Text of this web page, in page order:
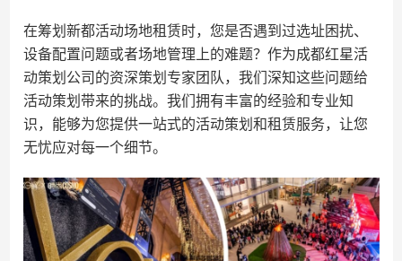
在筹划新都活动场地租赁时，您是否遇到过选址困扰、
设备配置问题或者场地管理上的难题？作为成都红星活
动策划公司的资深策划专家团队，我们深知这些问题给
活动策划带来的挑战。我们拥有丰富的经验和专业知
识，能够为您提供一站式的活动策划和租赁服务，让您
无忧应对每一个细节。